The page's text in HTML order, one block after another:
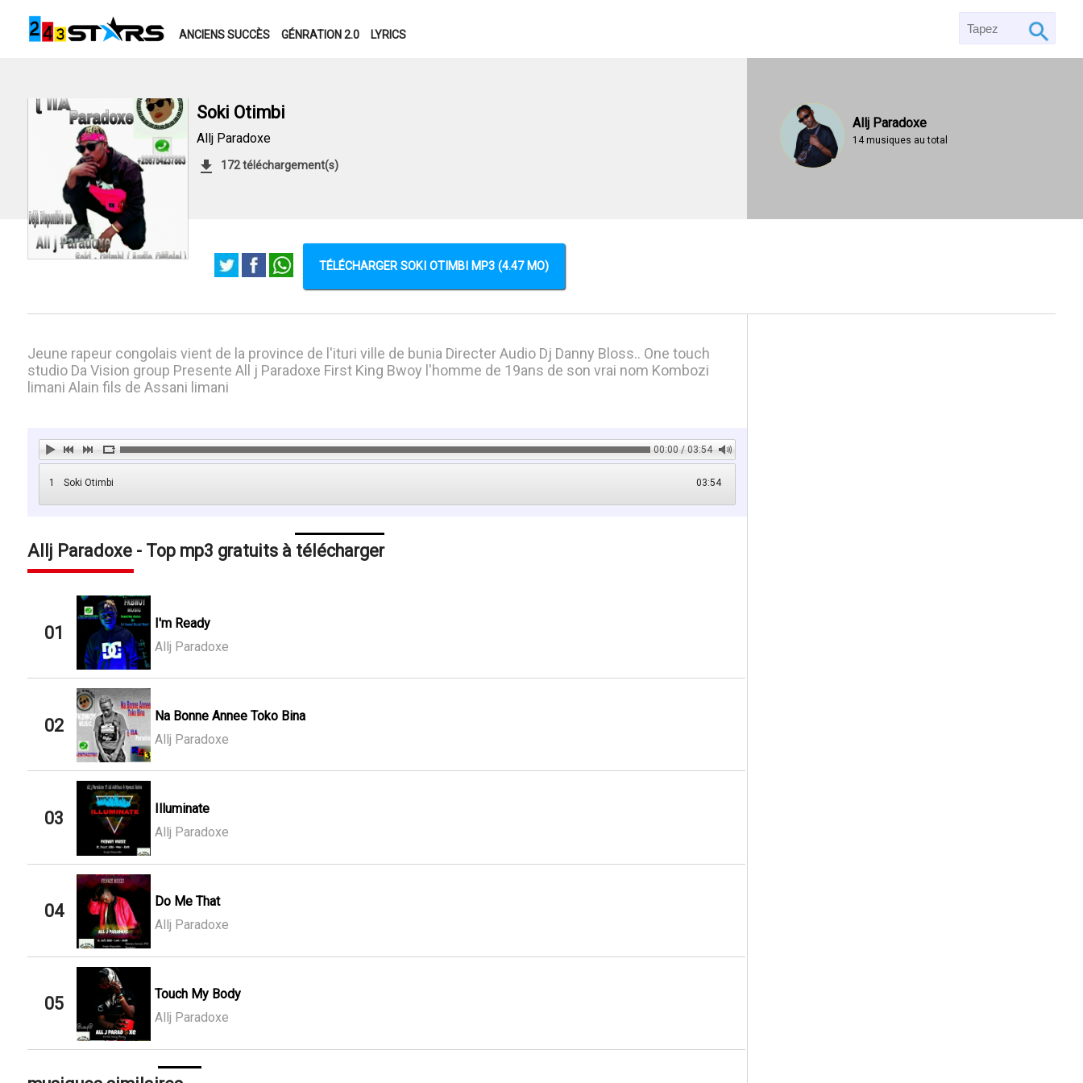
ANCIENS SUCCÈS GÉNRATION 2.0 LYRICS
Soki Otimbi
Allj Paradoxe
172 téléchargement(s)
Allj Paradoxe
14 musiques au total
TÉLÉCHARGER SOKI OTIMBI MP3 (4.47 MO)
Jeune rapeur congolais vient de la province de l'ituri ville de bunia Directer Audio Dj Danny Bloss.. One touch
studio Da Vision group Presente All j Paradoxe First King Bwoy l'homme de 19ans de son vrai nom Kombozi
limani Alain fils de Assani limani
00:00 / 03:54
1 03:54
Soki Otimbi
Allj Paradoxe - Top mp3 gratuits à télécharger
01
I'm Ready
Allj Paradoxe
02
Na Bonne Annee Toko Bina
Allj Paradoxe
03
Illuminate
Allj Paradoxe
04
Do Me That
Allj Paradoxe
05
Touch My Body
Allj Paradoxe